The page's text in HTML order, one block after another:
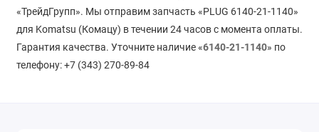
«ТрейдГрупп». Мы отправим запчасть «PLUG 6140-21-1140»
для Komatsu (Комацу) в течении 24 часов с момента оплаты.
Гарантия качества. Уточните наличие «6140-21-1140» по
телефону: +7 (343) 270-89-84